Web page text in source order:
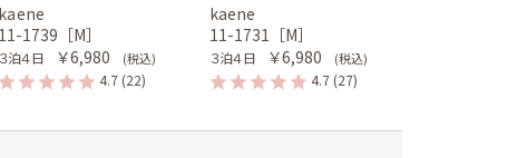
kaene
11-1739［M］
３泊４日 ￥6,980 (税込)
4.7 (22)
kaene
11-1731［M］
３泊４日 ￥6,980 (税込)
4.7 (27)